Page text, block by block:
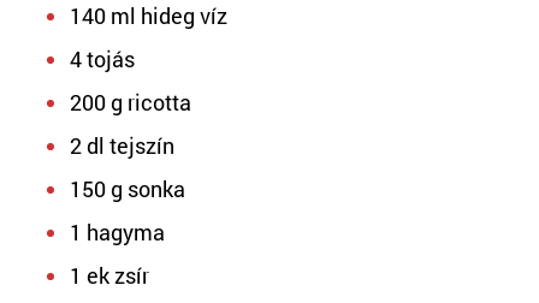
140 ml hideg víz
4 tojás
200 g ricotta
2 dl tejszín
150 g sonka
1 hagyma
1 ek zsír